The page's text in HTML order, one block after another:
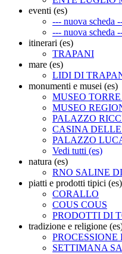
eventi (es)
--- nuova scheda
--- nuova scheda
itinerari (es)
TRAPANI
mare (es)
LIDI DI
monumenti e musei (es)
MUSEO
MUSEO
PALAZZO
CASINA
PALAZZO
Vedi tutti (es)
natura (es)
RNO SALINE
piatti e prodotti tipici (es)
CORALLO
COUS COUS
PRODOTTI DI
tradizione e religione
SETTIMANA